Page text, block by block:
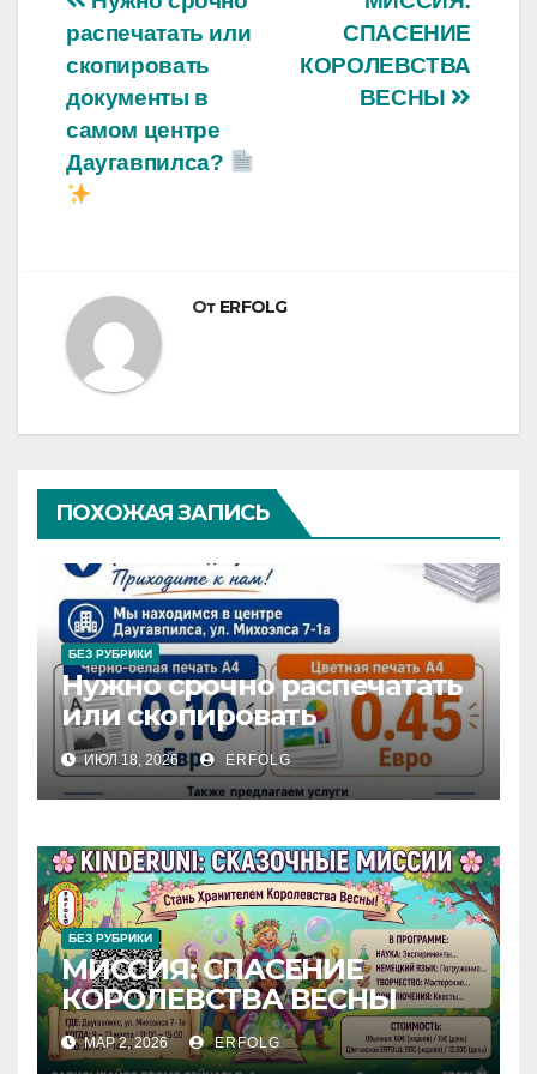
по
записям
СПАСЕНИЕ
КОРОЛЕВСТВА
ВЕСНЫ
распечатать или
скопировать
документы в
самом центре
Даугавпилса?
От ERFOLG
ПОХОЖАЯ ЗАПИСЬ
БЕЗ РУБРИКИ
Нужно срочно распечатать
или скопировать
документы в самом центре
Даугавпилса?
ИЮЛ 18, 2026 ERFOLG
БЕЗ РУБРИКИ
МИССИЯ: СПАСЕНИЕ
КОРОЛЕВСТВА ВЕСНЫ
МАР 2, 2026 ERFOLG